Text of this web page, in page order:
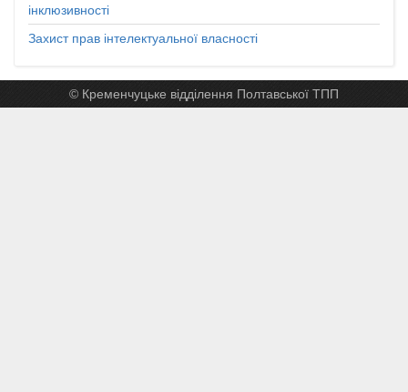
інклюзивності
Захист прав інтелектуальної власності
© Кременчуцьке відділення Полтавської ТПП